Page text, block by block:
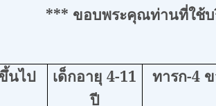
*** ขอบพระคุณท่านที่ใช้บ
นไป เด็กอายุ4-11
ปี
ทารก-4